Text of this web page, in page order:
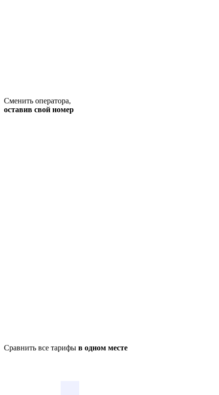
Сменить оператора,
оставив свой номер
Сравнить все тарифы в одном месте